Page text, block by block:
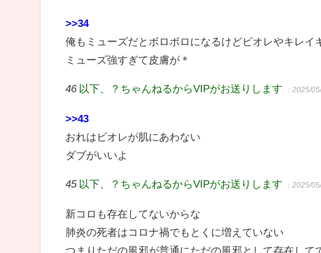
>>34
俺もミューズだとボロボロになるけどビオレやキレイ
ミューズ強すぎて皮膚が＊
46 以下、？ちゃんねるからVIPがお送りします ：2025/
>>43
おれはビオレが肌にあわない
ダブがいいよ
45 以下、？ちゃんねるからVIPがお送りします ：2025/
新コロも存在してないからな
肺炎の死者はコロナ禍でもとくに増えていない
つまりただの風邪が普通にただの風邪として存在して